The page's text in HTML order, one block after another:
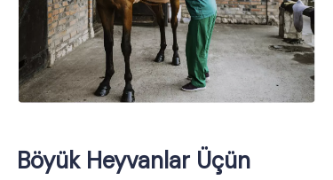
Böyük Heyvanlar Üçün